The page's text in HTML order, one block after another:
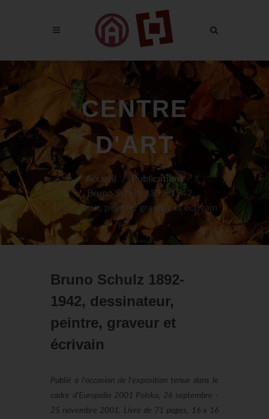
CENTRE
D'ART
Accueil
Publications
Bruno Schulz 1892-1942,
dessinateur, peintre, graveur et écrivain
Bruno Schulz 1892-
1942, dessinateur,
peintre, graveur et
écrivain
Publié à l'occasion de l'exposition tenue dans le
cadre d'Europalia 2001 Polska, 26 septembre -
25 novembre 2001. Livre de 71 pages, 16 x 16